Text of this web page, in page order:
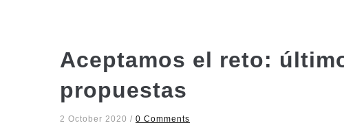
Aceptamos el reto:
propuestas
2 October 2020 / 0 Comments